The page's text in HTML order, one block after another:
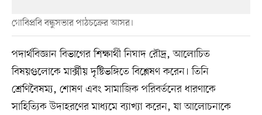
গোবিপ্রবি বন্ধুসভার পাঠচক্রের আসর।
পদার্থবিজ্ঞান বিভাগের শিক্ষার্থী নিঘাদ রৌদ্র, আলোচিত
বিষয়গুলোকে মার্ক্সীয় দৃষ্টিভঙ্গিতে বিশ্লেষণ করেন। তিনি
শ্রেণিবৈষম্য, শোষণ এবং সামাজিক পরিবর্তনের ধারণাকে
সাহিত্যিক উদাহরণের মাধ্যমে ব্যাখ্যা করেন, যা আলোচনাকে